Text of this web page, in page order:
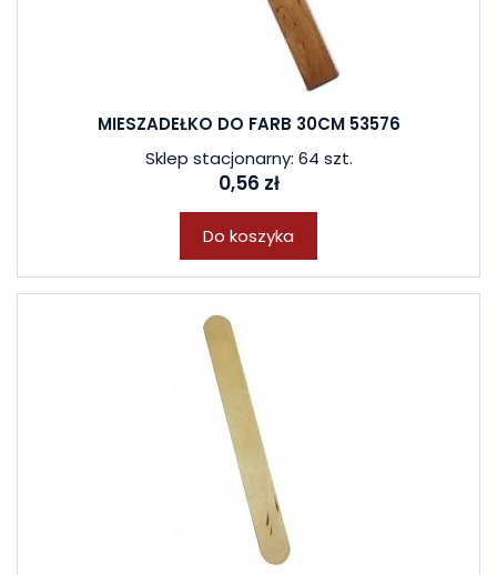
MIESZADEŁKO DO FARB 30CM 53576
Sklep stacjonarny: 64 szt.
0,56 zł
Do koszyka